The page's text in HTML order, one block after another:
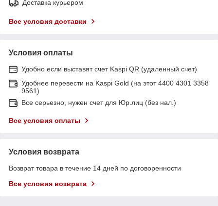
Доставка курьером
Все условия доставки
Условия оплаты
Удобно если выставят счет Kaspi QR (удаленный счет)
Удобнее перевести на Kaspi Gold (на этот 4400 4301 3358
9561)
Все серьезно, нужен счет для Юр.лиц (без нал.)
Все условия оплаты
Условия возврата
Возврат товара в течение 14 дней по договоренности
Все условия возврата